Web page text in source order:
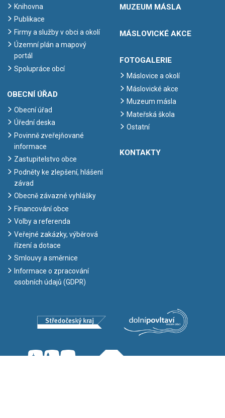
Knihovna
Publikace
Firmy a služby v obci a okolí
Územní plán a mapový
portál
Spolupráce obcí
OBECNÍ ÚŘAD
Obecní úřad
Úřední deska
Povinně zveřejňované
informace
Zastupitelstvo obce
Podněty ke zlepšení, hlášení
závad
Obecně závazné vyhlášky
Financování obce
Volby a referenda
Veřejné zakázky, výběrová
řízení a dotace
Smlouvy a směrnice
Informace o zpracování
osobních údajů (GDPR)
MUZEUM MÁSLA
MÁSLOVICKÉ AKCE
FOTOGALERIE
Máslovice a okolí
Máslovické akce
Muzeum másla
Mateřská škola
Ostatní
KONTAKTY